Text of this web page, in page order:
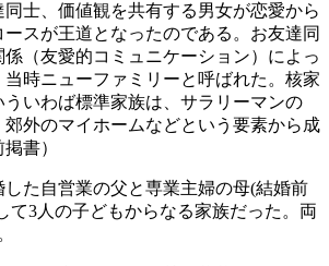
同士、価値観を共有する男女が恋愛から
スが王道となったのである。お友達同
（友愛的コミュニケーション）によっ
時ニューファミリーと呼ばれた。核家
いわば標準家族は、サラリーマンの
外のマイホームなどという要素から成
書）
た自営業の父と専業主婦の母(結婚前
て3人の子どもからなる家族だった。両